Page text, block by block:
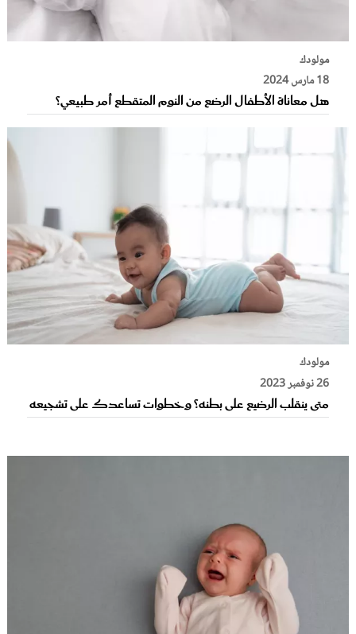
مولودك
18 مارس 2024
هل معاناة الأطفال الرضع من النوم المتقطع أمر طبيعي؟
مولودك
26 نوفمبر 2023
متى ينقلب الرضيع على بطنه؟ وخطوات تساعدك على تشجيعه